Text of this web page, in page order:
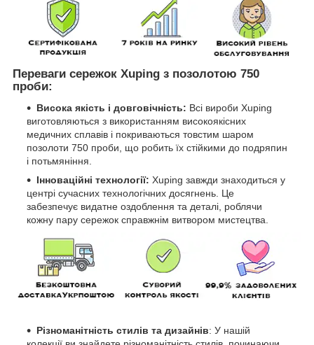
Переваги сережок Xuping з позолотою 750
проби:
Висока якість і довговічність: Всі вироби Xuping
виготовляються з використанням високоякісних
медичних сплавів і покриваються товстим шаром
позолоти 750 проби, що робить їх стійкими до подряпин
і потьмяніння.
Інноваційні технології: Xuping завжди знаходиться у
центрі сучасних технологічних досягнень. Це
забезпечує видатне оздоблення та деталі, роблячи
кожну пару сережок справжнім витвором мистецтва.
Різноманітність стилів та дизайнів: У нашій